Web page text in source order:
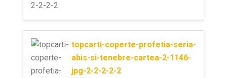
topcarti-coperte-profetia-seria-
abis-si-tenebre-cartea-2-1146-
jpg-2-2-2-2-2